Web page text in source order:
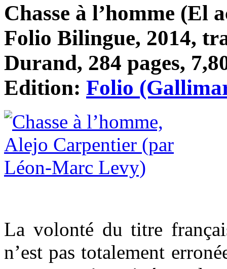
Chasse à l’homme (El
Folio Bilingue, 2014,
Durand, 284 pages,
Edition: Folio
La volonté du titre
n’est pas totalement